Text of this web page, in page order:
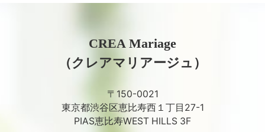
CREA Mariage
（クレアマリアージュ）
〒150-0021
東京都渋谷区恵比寿西１丁目27-1
PIAS恵比寿WEST HILLS 3F